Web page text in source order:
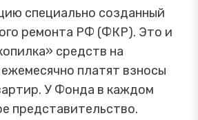
специально созданный
ремонта РФ (ФКР). Это и
средств на
платят взносы
У Фонда в каждом
представительство.